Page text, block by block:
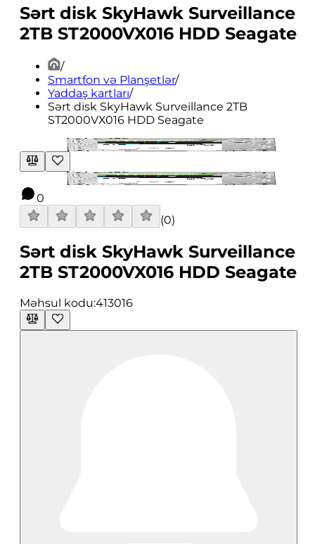
Sərt disk SkyHawk Surveillance
2TB ST2000VX016 HDD Seagate
/
Smartfon və Planşetlər/
Yaddaş kartları/
Sərt disk SkyHawk Surveillance 2TB
ST2000VX016 HDD Seagate
0
(0)
Sərt disk SkyHawk Surveillance
2TB ST2000VX016 HDD Seagate
Məhsul kodu:413016